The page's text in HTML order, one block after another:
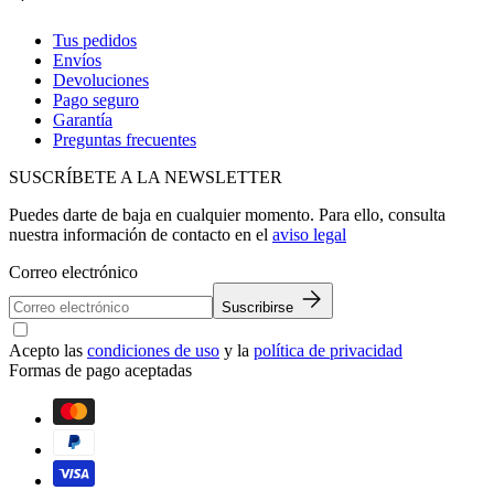
Tus pedidos
Envíos
Devoluciones
Pago seguro
Garantía
Preguntas frecuentes
SUSCRÍBETE A LA NEWSLETTER
Puedes darte de baja en cualquier momento. Para ello, consulta
nuestra información de contacto en el aviso legal
Correo electrónico
Suscribirse
Acepto las condiciones de uso y la política de privacidad
Formas de pago aceptadas